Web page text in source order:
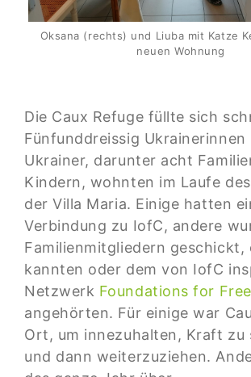
Oksana (rechts) und Liuba mit Katze
neuen Wohnung
Die Caux Refuge füllte sich
Fünfunddreissig Ukrainerinnen
Ukrainer, darunter acht
Kindern, wohnten im Laufe
der Villa Maria. Einige hatten
Verbindung zu IofC, andere
Familienmitgliedern geschickt,
kannten oder dem von IofC
Netzwerk Foundations for
angehörten. Für einige war
Ort, um innezuhalten, Kraft zu
und dann weiterzuziehen.